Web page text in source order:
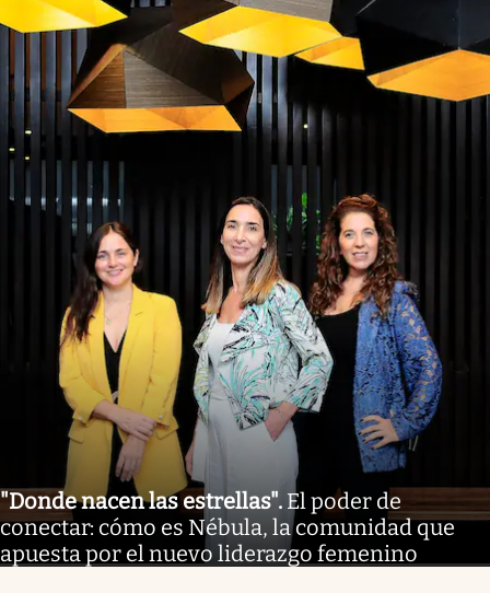
"Donde nacen las estrellas". El poder de
conectar: cómo es Nébula, la comunidad que
apuesta por el nuevo liderazgo femenino